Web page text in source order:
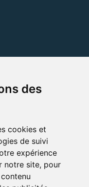
des
cookies et
de suivi
expérience
notre site, pour
et événements
et découvrez
d'événements,
notre écriture.